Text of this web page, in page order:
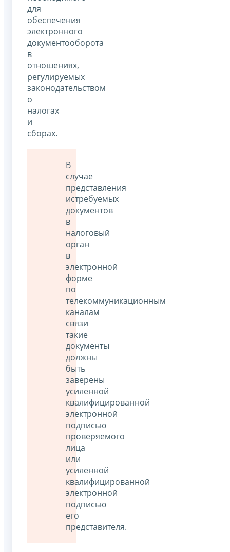
для
обеспечения
электронного
документооборота
в
отношениях,
регулируемых
законодательством
о
налогах
и
сборах.
В
случае
представления
истребуемых
документов
в
налоговый
орган
в
электронной
форме
по
телекоммуникационным
каналам
связи
такие
документы
должны
быть
заверены
усиленной
квалифицированной
электронной
подписью
проверяемого
лица
или
усиленной
квалифицированной
электронной
подписью
его
представителя.